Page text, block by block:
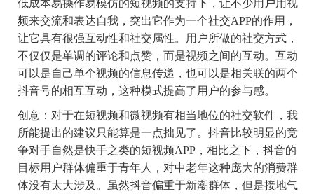
低成本易操作易模仿的短视频的支持下，让不少用户用视
频来交流和表达自我，突出它作为一个社交APP的作用，
让它具有很强互动性和社交属性。用户所做的社交方式，
不仅仅是单调的评论和点赞，而是视频之间的互动。互动
可以是自己单个视频的信息传递，也可以是相关联的两个
抖音号的相互互动，这种模式提高了用户的参与感。
创意 ：对于在短视频和微视频有相当地位的社交软件，我
所能提出的建议只能算是一点拙见了。抖音比较明显的竞
争对手自然是快手之类的短视频APP ，相比之下，抖音的
目标用户群体偏重于青年人，对中老年这种庞大的消费群
体没有太大涉及。虽然抖音偏重于新潮群体，但是接地气